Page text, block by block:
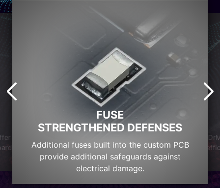
FUSE
STRENGTHENED DEFENSES
Additional fuses built into the custom PCB
provide additional safeguards against
electrical damage.